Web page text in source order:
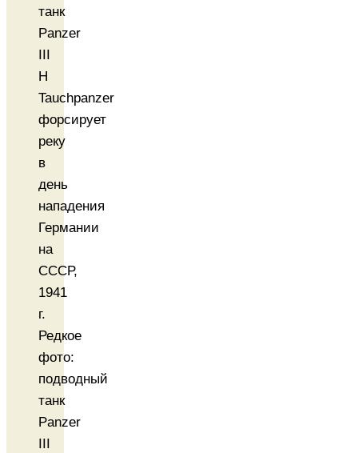
Редкое
фото:
подводный
танк
Panzer
III